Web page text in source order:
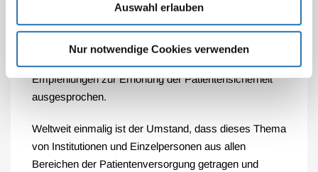
Auswahl erlauben
Nur notwendige Cookies verwenden
www.aktionsbuendnis-patientensicherheit.de
Innerhalb eines Jahres wurde mit Unterstützung des
Bundesministeriums für Gesundheit eine
Empfehlungen zur Erhöhung der Patientensicherheit
ausgesprochen.
Weltweit einmalig ist der Umstand, dass dieses Thema
von Institutionen und Einzelpersonen aus allen
Bereichen der Patientenversorgung getragen und